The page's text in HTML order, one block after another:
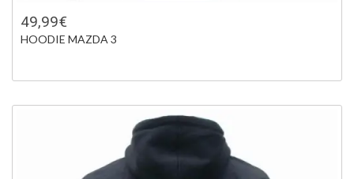
49,99€
HOODIE MAZDA 3